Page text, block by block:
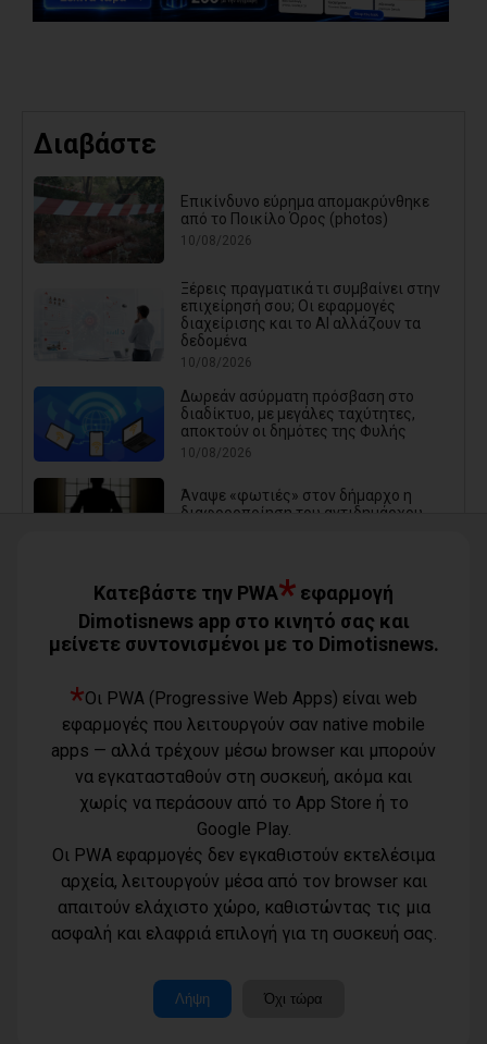
Διαβάστε
Επικίνδυνο εύρημα απομακρύνθηκε
από το Ποικίλο Όρος (photos)
10/08/2026
Ξέρεις πραγματικά τι συμβαίνει στην
επιχείρησή σου; Οι εφαρμογές
διαχείρισης και το AI αλλάζουν τα
δεδομένα
10/08/2026
Δωρεάν ασύρματη πρόσβαση στο
διαδίκτυο, με μεγάλες ταχύτητες,
αποκτούν οι δημότες της Φυλής
10/08/2026
Άναψε «φωτιές» στον δήμαρχο η
διαφοροποίηση του αντιδημάρχου
Ρύθμιση χρεών σε δόσεις στον Δήμο
10/08/2026
Ποιος αντιπεριφερειάρχης Αττικής
πάει για δήμαρχος;
10/08/2026
Σε εγρήγορση ο Δήμος Φυλής λόγω
πολύ υψηλού κινδύνου πυρκαγιάς
09/08/2026
Νέος γύρος αντιπαράθεσης για τη...
συνάντηση Γεραπετρίτη με
Διαμαντοπούλου και Χριστοδουλάκη -
Η απάντηση του ΠΑΣΟΚ σε νέο
δημοσίευμα
Χρήστος Θεοδωρόπουλος και
Λευτέρης Κοσμόπουλος, οι δύο νέοι
Όροι χρήσης
Πολιτική
Τηλέφωνο
Κατεβάστε την PWA* εφαρμογή
Dimotisnews app στο κινητό σας και
μείνετε συντονισμένοι με το Dimotisnews.
*Οι PWA (Progressive Web Apps) είναι web
εφαρμογές που λειτουργούν σαν native mobile
apps — αλλά τρέχουν μέσω browser και μπορούν
να εγκατασταθούν στη συσκευή, ακόμα και
χωρίς να περάσουν από το App Store ή το
Google Play.
Οι PWA εφαρμογές δεν εγκαθιστούν εκτελέσιμα
αρχεία, λειτουργούν μέσα από τον browser και
απαιτούν ελάχιστο χώρο, καθιστώντας τις μια
ασφαλή και ελαφριά επιλογή για τη συσκευή σας.
Λήψη Όχι τώρα